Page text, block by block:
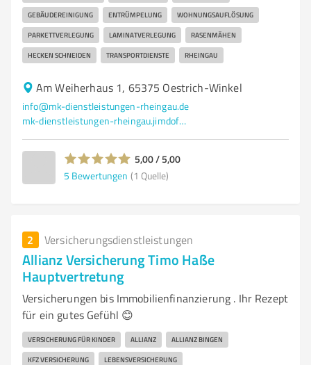
GEBÄUDEREINIGUNG ENTRÜMPELUNG WOHNUNGSAUFLÖSUNG
PARKETTVERLEGUNG LAMINATVERLEGUNG RASENMÄHEN
HECKEN SCHNEIDEN TRANSPORTDIENSTE RHEINGAU
Am Weiherhaus 1, 65375 Oestrich-Winkel
info@mk-dienstleistungen-rheingau.de
mk-dienstleistungen-rheingau.jimdofree.com/
5,00 / 5,00
5 Bewertungen (1 Quelle)
2 Versicherungsdienstleistungen
Allianz Versicherung Timo Haße
Hauptvertretung
Versicherungen bis Immobilienfinanzierung . Ihr Rezept
für ein gutes Gefühl 😊
VERSICHERUNG FÜR KINDER ALLIANZ ALLIANZ BINGEN
KFZ VERSICHERUNG LEBENSVERSICHERUNG